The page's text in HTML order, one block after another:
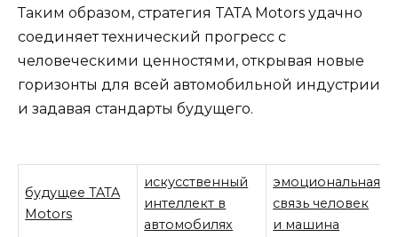
Таким образом, стратегия TATA Motors удачно
соединяет технический прогресс с
человеческими ценностями, открывая новые
горизонты для всей автомобильной индустрии
и задавая стандарты будущего.
будущее TATA
Motors
искусственный
интеллект в
автомобилях
эмоциональная
связь человек
и машина